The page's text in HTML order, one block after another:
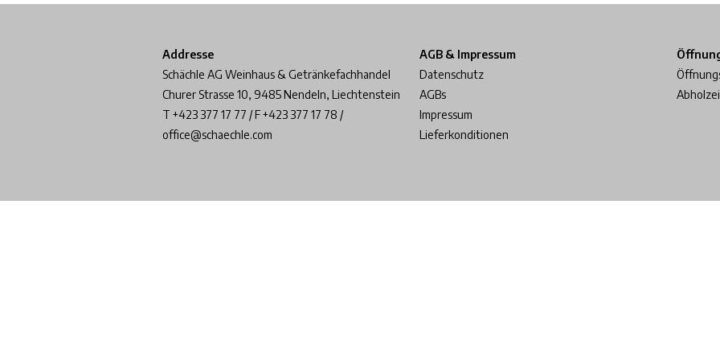
Addresse
Schächle AG Weinhaus & Getränkefachhandel
Churer Strasse 10, 9485 Nendeln, Liechtenstein
T +423 377 17 77 / F +423 377 17 78 /
office@schaechle.com
AGB & Impressum
Datenschutz
AGBs
Impressum
Lieferkonditionen